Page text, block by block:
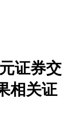
证券交
相关证